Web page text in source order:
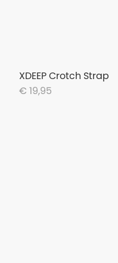
XDEEP Crotch Strap
€ 19,95